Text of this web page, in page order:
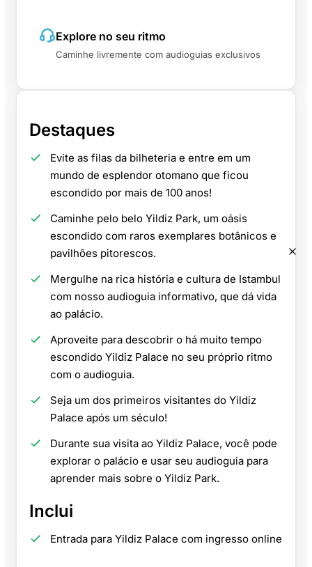
Explore no seu ritmo
Caminhe livremente com audioguias exclusivos
Destaques
Evite as filas da bilheteria e entre em um
mundo de esplendor otomano que ficou
escondido por mais de 100 anos!
Caminhe pelo belo Yildiz Park, um oásis
escondido com raros exemplares botânicos e
pavilhões pitorescos.
Mergulhe na rica história e cultura de Istambul
com nosso audioguia informativo, que dá vida
ao palácio.
Aproveite para descobrir o há muito tempo
escondido Yildiz Palace no seu próprio ritmo
com o audioguia.
Seja um dos primeiros visitantes do Yildiz
Palace após um século!
Durante sua visita ao Yildiz Palace, você pode
explorar o palácio e usar seu audioguia para
aprender mais sobre o Yildiz Park.
Inclui
Entrada para Yildiz Palace com ingresso online